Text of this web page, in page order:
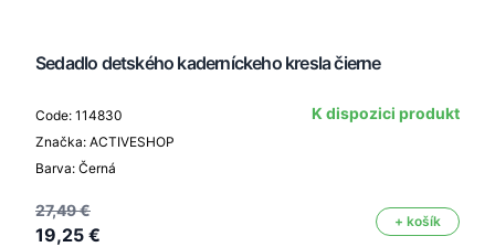
Sedadlo detského kaderníckeho kresla čierne
Code: 114830
Značka: ACTIVESHOP
Barva: Černá
K dispozici produkt
27,49 €
19,25 €
+ košík